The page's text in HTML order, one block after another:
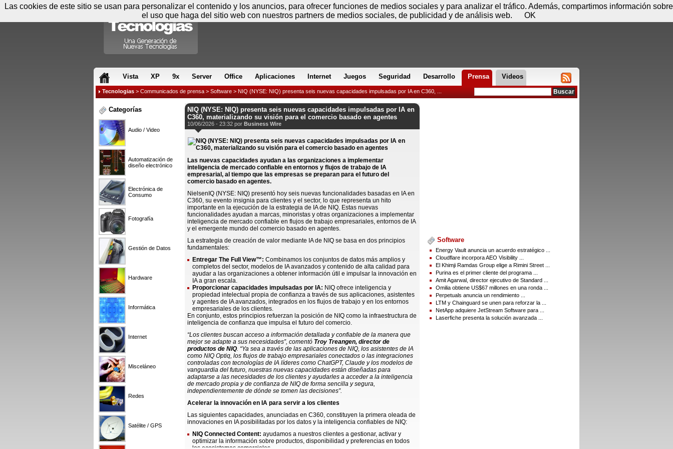
Vista XP 9x Server Office Aplicaciones Internet Juegos Seguridad Desarrollo Prensa Videos
Tecnologias > Communicados de prensa > Software > NIQ (NYSE: NIQ) presenta seis nuevas capacidades impulsadas por IA en C360, ...
Categorías
Audio / Video
Automatización de
diseño electrónico
Electrónica de
Consumo
Fotografía
Gestión de Datos
Hardware
Informática
Internet
Misceláneo
Redes
Satélite / GPS
NIQ (NYSE: NIQ) presenta seis nuevas capacidades impulsadas por IA en
C360, materializando su visión para el comercio basado en agentes
10/06/2026 - 23:32 por Business Wire
Las nuevas capacidades ayudan a las organizaciones a implementar
inteligencia de mercado confiable en entornos y flujos de trabajo de IA
empresarial, al tiempo que las empresas se preparan para el futuro del
comercio basado en agentes.
NielsenIQ (NYSE: NIQ) presentó hoy seis nuevas funcionalidades basadas en IA en
C360, su evento insignia para clientes y el sector, lo que representa un hito
importante en la ejecución de la estrategia de IA de NIQ. Estas nuevas
funcionalidades ayudan a marcas, minoristas y otras organizaciones a implementar
inteligencia de mercado confiable en flujos de trabajo empresariales, entornos de IA
y el emergente mundo del comercio basado en agentes.
La estrategia de creación de valor mediante IA de NIQ se basa en dos principios
fundamentales:
Entregar The Full View™: Combinamos los conjuntos de datos más amplios y
completos del sector, modelos de IA avanzados y contenido de alta calidad para
ayudar a las organizaciones a obtener información útil e impulsar la innovación en
IA a gran escala.
Proporcionar capacidades impulsadas por IA: NIQ ofrece inteligencia y
propiedad intelectual propia de confianza a través de sus aplicaciones, asistentes
y agentes de IA avanzados, integrados en los flujos de trabajo y en los entornos
empresariales de los clientes.
En conjunto, estos principios refuerzan la posición de NIQ como la infraestructura de
inteligencia de confianza que impulsa el futuro del comercio.
“Los clientes buscan acceso a información detallada y confiable de la manera que
mejor se adapte a sus necesidades”, comentó Troy Treangen, director de
productos de NIQ. “Ya sea a través de las aplicaciones de NIQ, los asistentes de IA
como NIQ Optiq, los flujos de trabajo empresariales conectados o las integraciones
controladas con tecnologías de IA líderes como ChatGPT, Claude y los modelos de
vanguardia del futuro, nuestras nuevas capacidades están diseñadas para
adaptarse a las necesidades de los clientes y ayudarles a acceder a la inteligencia
de mercado propia y de confianza de NIQ de forma sencilla y segura,
independientemente de dónde se tomen las decisiones”.
Acelerar la innovación en IA para servir a los clientes
Las siguientes capacidades, anunciadas en C360, constituyen la primera oleada de
innovaciones en IA posibilitadas por los datos y la inteligencia confiables de NIQ:
NIQ Connected Content: ayudamos a nuestros clientes a gestionar, activar y
optimizar la información sobre productos, disponibilidad y preferencias en todos
Software
Energy Vault anuncia un acuerdo estratégico ...
Cloudflare incorpora AEO Visibility ...
El Khimji Ramdas Group elige a Rimini Street ...
Purina es el primer cliente del programa ...
Amit Agarwal, director ejecutivo de Standard ...
Omilia obtiene US$67 millones en una ronda ...
Perpetuals anuncia un rendimiento ...
LTM y Chainguard se unen para reforzar la ...
NetApp adquiere JetStream Software para ...
Laserfiche presenta la solución avanzada ...
Domingo 09 de agosto - 07:15 Registrar Conectar
Las cookies de este sitio se usan para personalizar el contenido y los anuncios, para ofrecer funciones de medios sociales y para analizar el tráfico. Además, compartimos información sobre
el uso que haga del sitio web con nuestros partners de medios sociales, de publicidad y de análisis web.
OK